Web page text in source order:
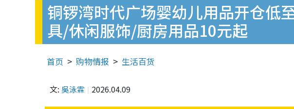
铜锣湾时代广场婴幼儿用品开仓低
具/休闲服饰/厨房用品10元起
首页 购物情报 生活百货
文: 吳泳霖 2026.04.09